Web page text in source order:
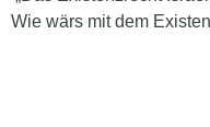
Wie wärs mit dem